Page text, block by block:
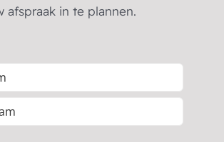
afspraak in te plannen.